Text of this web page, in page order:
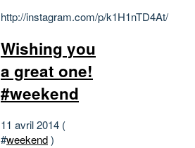
http://instagram.com/p/k1H1nTD4At/
Wishing you
a great one!
#weekend
11 avril 2014 (
#weekend)